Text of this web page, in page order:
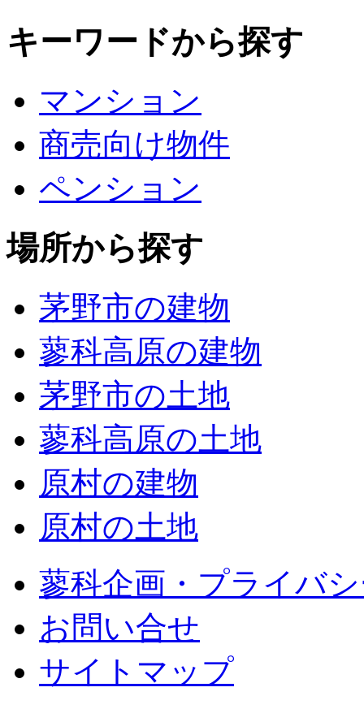
キーワードから探す
マンション
商売向け物件
ペンション
場所から探す
茅野市の建物
蓼科高原の建物
茅野市の土地
蓼科高原の土地
原村の建物
原村の土地
蓼科企画・プライバ
お問い合せ
サイトマップ